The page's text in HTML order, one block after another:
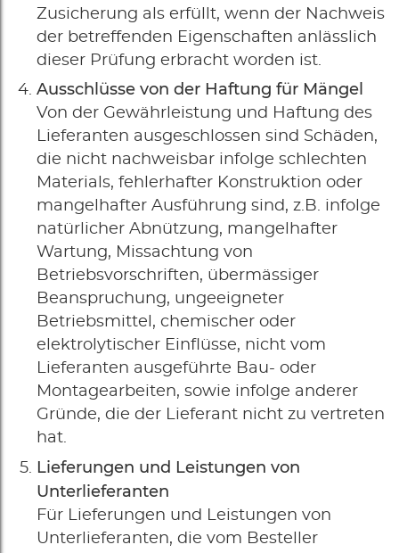
Zusicherung als erfüllt, wenn der Nachweis
der betreffenden Eigenschaften anlässlich
dieser Prüfung erbracht worden ist.
Ausschlüsse von der Haftung für Mängel
Von der Gewährleistung und Haftung des
Lieferanten ausgeschlossen sind Schäden,
die nicht nachweisbar infolge schlechten
Materials, fehlerhafter Konstruktion oder
mangelhafter Ausführung sind, z.B. infolge
natürlicher Abnützung, mangelhafter
Wartung, Missachtung von
Betriebsvorschriften, übermässiger
Beanspruchung, ungeeigneter
Betriebsmittel, chemischer oder
elektrolytischer Einflüsse, nicht vom
Lieferanten ausgeführte Bau- oder
Montagearbeiten, sowie infolge anderer
Gründe, die der Lieferant nicht zu vertreten
hat.
Lieferungen und Leistungen von
Unterlieferanten
Für Lieferungen und Leistungen von
Unterlieferanten, die vom Besteller